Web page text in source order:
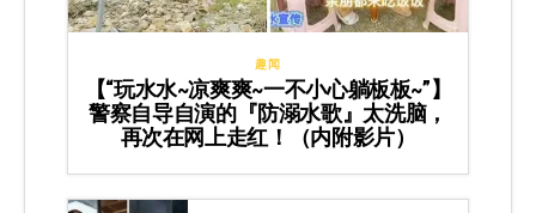
趣闻
【“玩水水~凉爽爽~一不小心躺板板~”】
警察自导自演的『防溺水歌』太洗脑，
再次在网上走红！（内附影片）